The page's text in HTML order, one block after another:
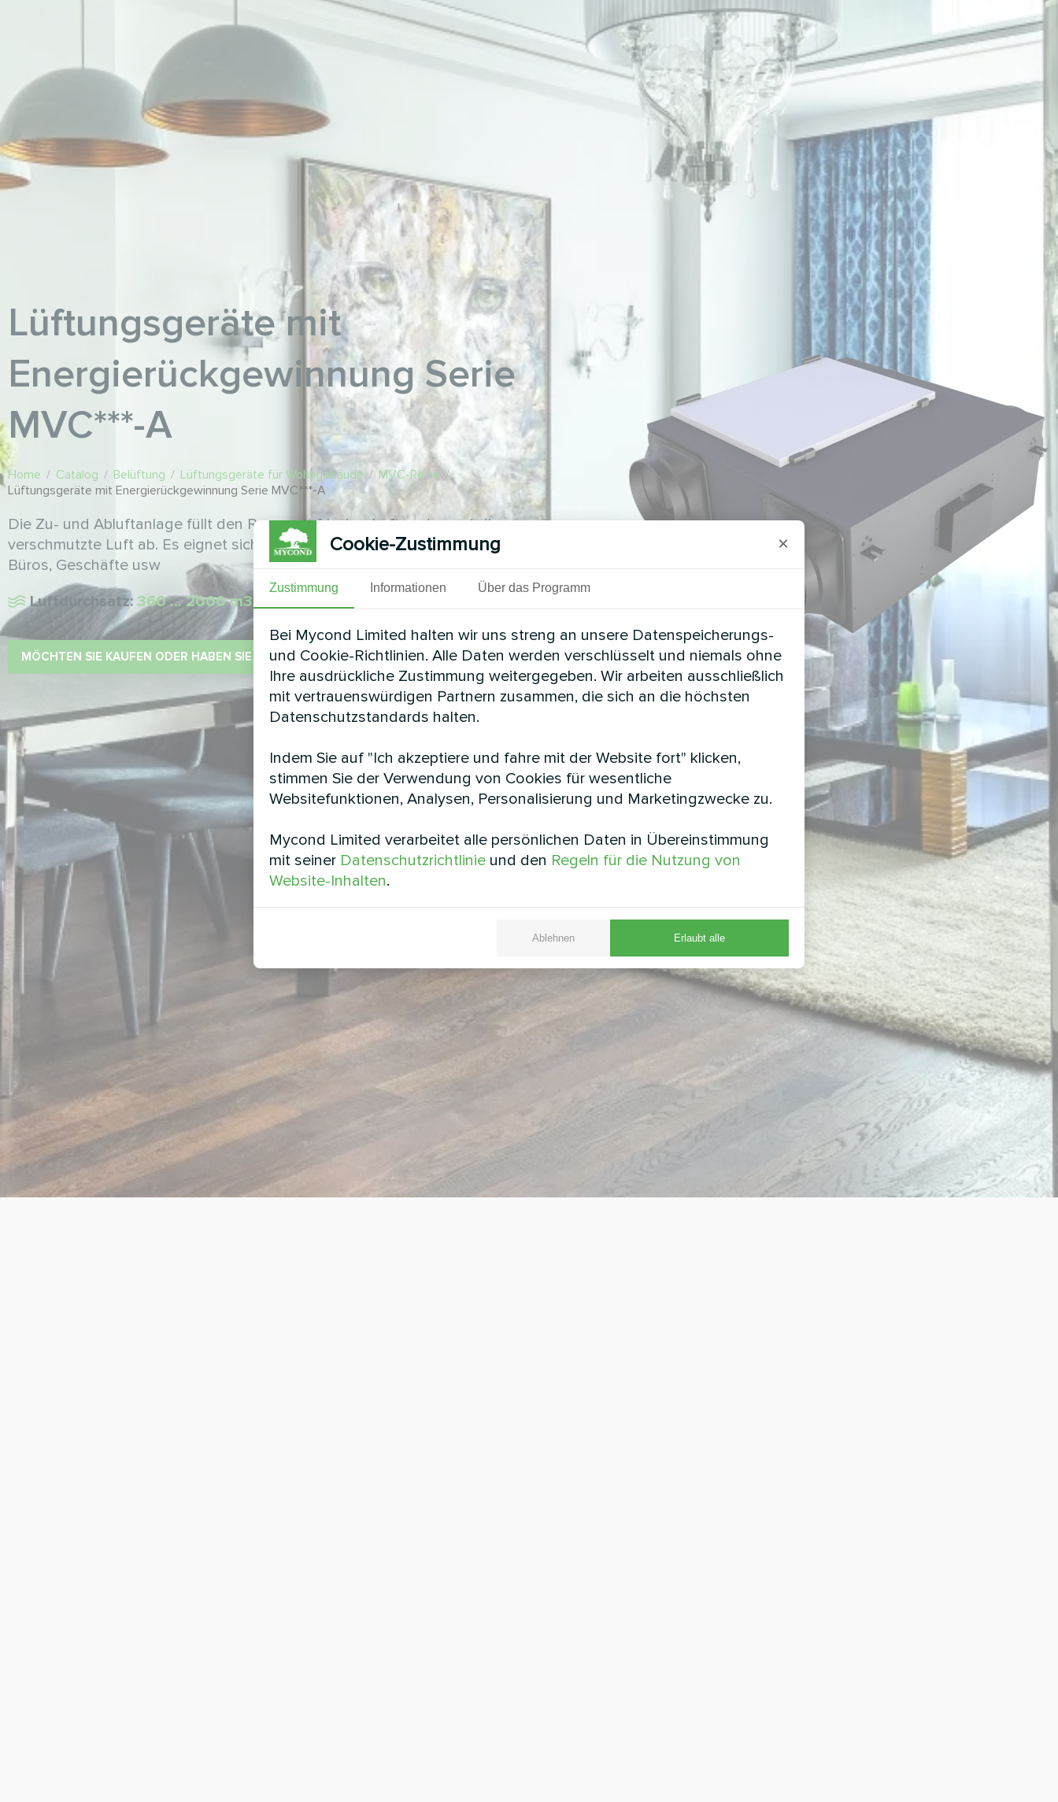
Lüftungsgeräte mit
Energierückgewinnung Serie
MVC***-A
Home / Catalog / Belüftung / Lüftungsgeräte für Wohngebäude / MVC-Reihe /
Lüftungsgeräte mit Energierückgewinnung Serie MVC***-A
Die Zu- und Abluftanlage füllt den Raum mit frischer Luft und saugt die
verschmutzte Luft ab. Es eignet sich für kleine Räume, wie Wohnungen,
Büros, Geschäfte usw
Luftdurchsatz: 360 ... 2000 m3/h
MÖCHTEN SIE KAUFEN ODER HABEN SIE FRAGEN?
Cookie-Zustimmung ×
Zustimmung Informationen Über das Programm
Bei Mycond Limited halten wir uns streng an unsere Datenspeicherungs-
und Cookie-Richtlinien. Alle Daten werden verschlüsselt und niemals ohne
Ihre ausdrückliche Zustimmung weitergegeben. Wir arbeiten ausschließlich
mit vertrauenswürdigen Partnern zusammen, die sich an die höchsten
Datenschutzstandards halten.
Indem Sie auf "Ich akzeptiere und fahre mit der Website fort" klicken,
stimmen Sie der Verwendung von Cookies für wesentliche
Websitefunktionen, Analysen, Personalisierung und Marketingzwecke zu.
Mycond Limited verarbeitet alle persönlichen Daten in Übereinstimmung
mit seiner Datenschutzrichtlinie und den Regeln für die Nutzung von
Website-Inhalten.
Ablehnen Erlaubt alle